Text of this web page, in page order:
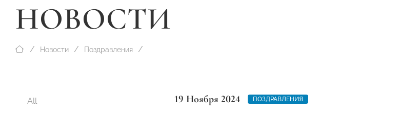
НОВОСТИ
Новости Поздравления
All
19 Ноября 2024 ПОЗДРАВЛЕНИЯ